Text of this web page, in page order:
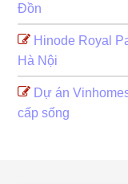
Đồn
Hinode Royal
Hà Nội
Dự án
cấp sống